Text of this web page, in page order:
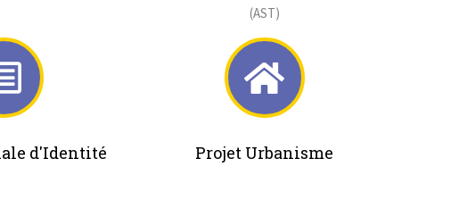
(AST)
d'Identité Projet Urbanisme